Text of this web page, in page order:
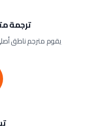
ترجمة
يقوم مترجم ناطق